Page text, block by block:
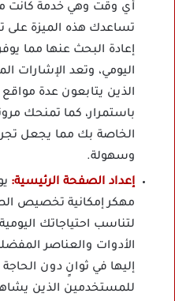
أي وقت وهي خدمة كانت
تساعدك هذه الميزة على
إعادة البحث عنها مما
اليومي، وتعد الإشارات
الذين يتابعون عدة
باستمرار، كما تمنحك
الخاصة بك مما يجعل
وسهولة.
إعداد الصفحة الرئيسية:
مهكر إمكانية تخصيص
لتناسب احتياجاتك
الأدوات والعناصر
إليها في ثوانٍ دون
للمستخدمين الذين